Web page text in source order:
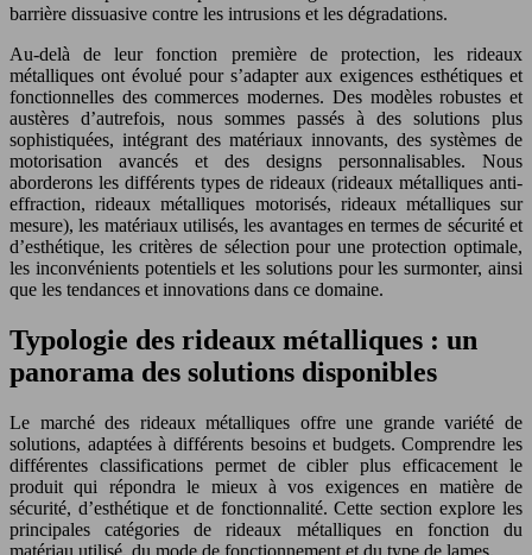
barrière dissuasive contre les intrusions et les dégradations.
Au-delà de leur fonction première de protection, les rideaux
métalliques ont évolué pour s’adapter aux exigences esthétiques et
fonctionnelles des commerces modernes. Des modèles robustes et
austères d’autrefois, nous sommes passés à des solutions plus
sophistiquées, intégrant des matériaux innovants, des systèmes de
motorisation avancés et des designs personnalisables. Nous
aborderons les différents types de rideaux (rideaux métalliques anti-
effraction, rideaux métalliques motorisés, rideaux métalliques sur
mesure), les matériaux utilisés, les avantages en termes de sécurité et
d’esthétique, les critères de sélection pour une protection optimale,
les inconvénients potentiels et les solutions pour les surmonter, ainsi
que les tendances et innovations dans ce domaine.
Typologie des rideaux métalliques : un
panorama des solutions disponibles
Le marché des rideaux métalliques offre une grande variété de
solutions, adaptées à différents besoins et budgets. Comprendre les
différentes classifications permet de cibler plus efficacement le
produit qui répondra le mieux à vos exigences en matière de
sécurité, d’esthétique et de fonctionnalité. Cette section explore les
principales catégories de rideaux métalliques en fonction du
matériau utilisé, du mode de fonctionnement et du type de lames.